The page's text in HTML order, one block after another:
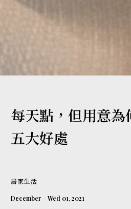
每天點，但用意為
五大好處
居家生活
December - Wed 01, 2021